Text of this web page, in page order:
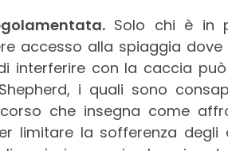
Solo chi è in
accesso alla spiaggia
interferire con la caccia
i quali sono
che insegna come
limitare la sofferenza degli